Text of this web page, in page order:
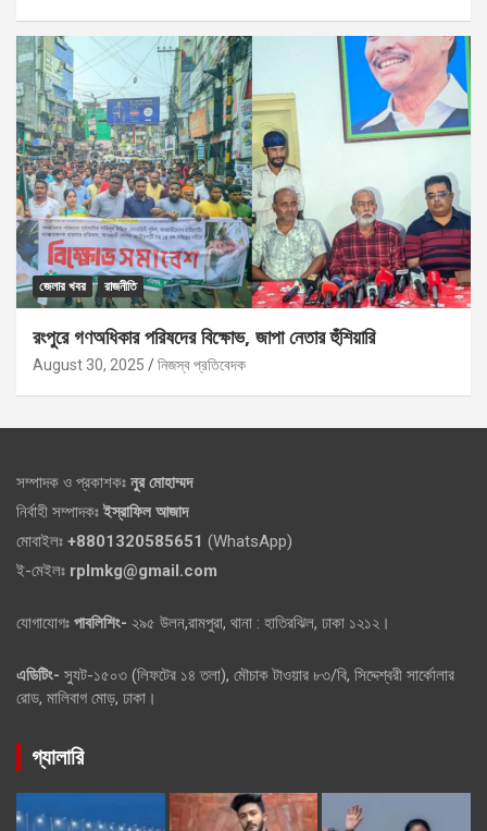
জেলার খবর রাজনীতি
রংপুরে গণঅধিকার পরিষদের বিক্ষোভ, জাপা নেতার হুঁশিয়ারি
August 30, 2025 নিজস্ব প্রতিবেদক
সম্পাদক ও প্রকাশকঃ নুর মোহাম্মদ
নির্বাহী সম্পাদকঃ ইস্রাফিল আজাদ
মোবাইলঃ +8801320585651 (WhatsApp)
ই-মেইলঃ rplmkg@gmail.com
যোগাযোগঃ পাবলিশিং- ২৯৫ উলন,রামপুরা, থানা : হাতিরঝিল, ঢাকা ১২১২।
এডিটিং- স্যুট-১৫০৩ (লিফটের ১৪ তলা), মৌচাক টাওয়ার ৮৩/বি, সিদ্দেশ্বরী সার্কোলার
রোড, মালিবাগ মোড়, ঢাকা।
গ্যালারি